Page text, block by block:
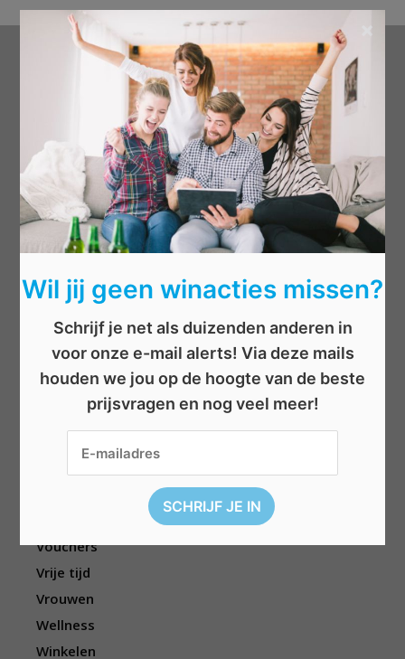
Categorieën
Boeken
Cadeau
Dieren
Elektronica
Eten/drinken
Geld
Kleding
Mannen
Overige
Vouchers
Vrije tijd
Vrouwen
Wellness
Winkelen
Wil jij geen winacties missen?
Schrijf je net als duizenden anderen in
voor onze e-mail alerts! Via deze mails
houden we jou op de hoogte van de beste
prijsvragen en nog veel meer!